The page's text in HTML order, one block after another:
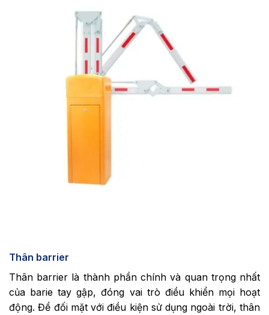
Thân barrier
Thân barrier là thành phần chính và quan trọng nhất
của barie tay gập, đóng vai trò điều khiển mọi hoạt
động. Để đối mặt với điều kiện sử dụng ngoài trời, thân